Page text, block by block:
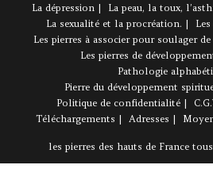
La dépression
La peau, la toux,
La sexualité et la procréation.
Les pierres à associer pour soulager
Les pierres de
Pathologie
Pierre du développement
Politique de confidentialité
Téléchargements
Adresses
les pierres des hauts de France